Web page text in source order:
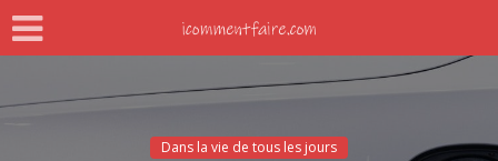
Dans la vie de tous les jours